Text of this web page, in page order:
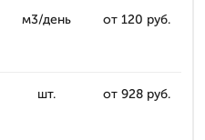
м3/день от 120 руб.
шт. от 928 руб.